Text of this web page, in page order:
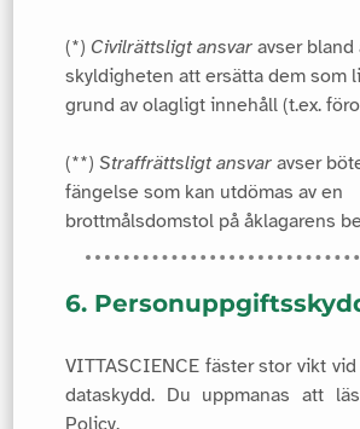
(*) Civilrättsligt ansvaravser bland
skyldigheten att ersätta dem som
grund av olagligt innehåll (t.ex.
(**) Straffrättsligt ansvaravser
fängelse som kan utdömas av en
brottmålsdomstol på åklagarens
6.
VITTASCIENCE fäster stor vikt
dataskydd. Du uppmanas att
Policy.